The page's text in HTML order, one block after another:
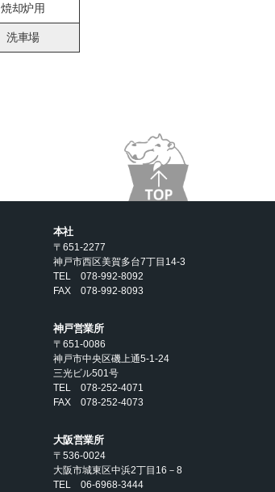
焼却炉用
洗車場
本社
〒651-2277
神戸市西区美賀多台7丁目14-3
TEL 078-992-8092
FAX 078-992-8093
神戸営業所
〒651-0086
神戸市中央区磯上通5-1-24
三光ビル501号
TEL 078-252-4071
FAX 078-252-4073
大阪営業所
〒536-0024
大阪市城東区中浜2丁目16－8
TEL 06-6968-3444